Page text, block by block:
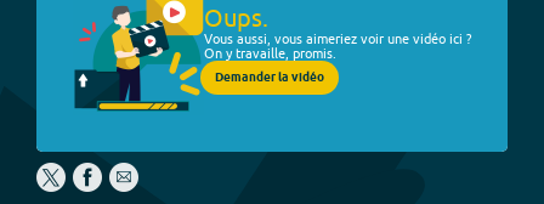
Oups.
Vous aussi, vous aimeriez voir une vidéo ici ?
On y travaille, promis.
Demander la vidéo